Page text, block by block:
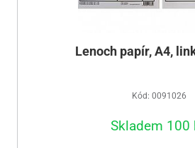
Lenoch papír, A4,
Kód: 0091026
Skladem 100